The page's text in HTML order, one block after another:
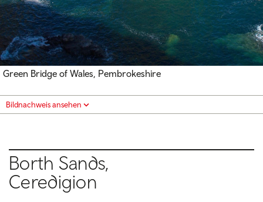
Green Bridge of Wales, Pembrokeshire
Bildnachweis ansehen
Borth Sands,
Ceredigion